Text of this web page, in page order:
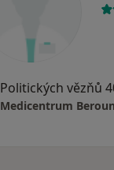
Politických vězňů
Medicentrum